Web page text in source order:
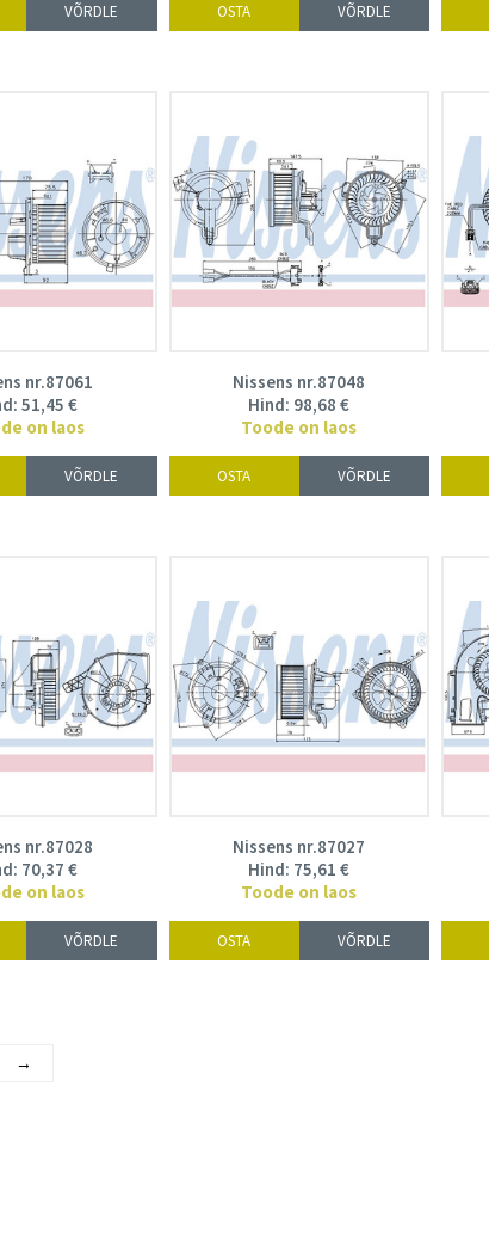
VÕRDLE OSTA VÕRDLE
nr.87061
51,45 €
on laos
VÕRDLE
Nissens nr.87048
Hind: 98,68 €
Toode on laos
OSTA VÕRDLE
nr.87028
70,37 €
on laos
VÕRDLE
Nissens nr.87027
Hind: 75,61 €
Toode on laos
OSTA VÕRDLE
→